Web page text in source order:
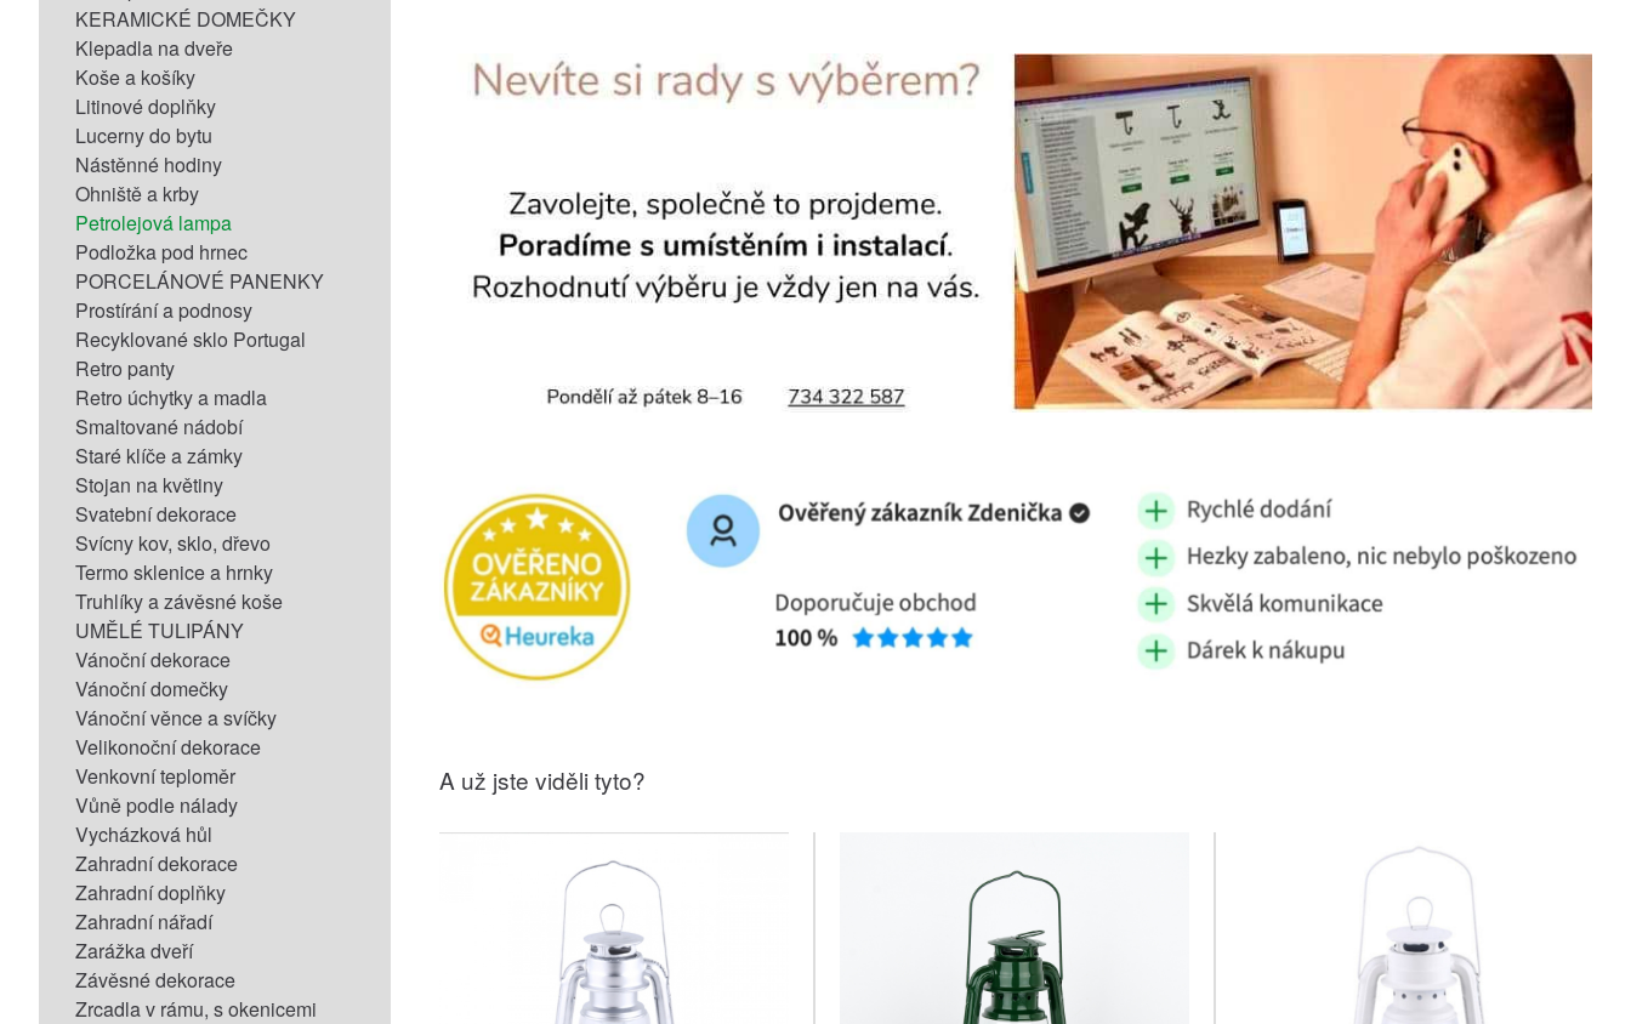
KERAMICKÉ DOMEČKY
Klepadla na dveře
Koše a košíky
Litinové doplňky
Lucerny do bytu
Nástěnné hodiny
Ohniště a krby
Petrolejová lampa
Podložka pod hrnec
PORCELÁNOVÉ PANENKY
Prostírání a podnosy
Recyklované sklo Portugal
Retro panty
Retro úchytky a madla
Smaltované nádobí
Staré klíče a zámky
Stojan na květiny
Svatební dekorace
Svícny kov, sklo, dřevo
Termo sklenice a hrnky
Truhlíky a závěsné koše
UMĚLÉ TULIPÁNY
Vánoční dekorace
Vánoční domečky
Vánoční věnce a svíčky
Velikonoční dekorace
Venkovní teploměr
Vůně podle nálady
Vycházková hůl
Zahradní dekorace
Zahradní doplňky
Zahradní nářadí
Zarážka dveří
Závěsné dekorace
Zrcadla v rámu, s okenicemi
A už jste viděli tyto?